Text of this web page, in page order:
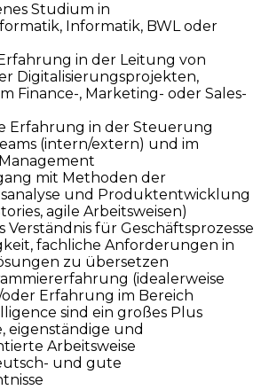
Studium in
Informatik, BWL oder
in der Leitung von
Digitalisierungsprojekten,
Finance-, Marketing- oder Sales-
Erfahrung in der Steuerung
(intern/extern) und im
mit Methoden der
und Produktentwicklung
agile Arbeitsweisen)
Verständnis für Geschäftsprozesse
fachliche Anforderungen in
zu übersetzen
(idealerweise
Erfahrung im Bereich
sind ein großes Plus
eigenständige und
Arbeitsweise
und gute